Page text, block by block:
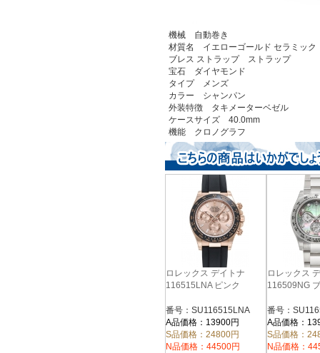
機械 自動巻き
材質名 イエローゴールド セラミック
ブレス ストラップ ストラップ
宝石 ダイヤモンド
タイプ メンズ
カラー シャンパン
外装特徴 タキメーターベゼル
ケースサイズ 40.0mm
機能 クロノグラフ
ロレックス デイトナ
116515LNA ピンク
番号：SU116515LNA
A品価格：13900円
S品価格：24800円
N品価格：44500円
ロレックス
116509NG
番号：
A品価格：
S品価格：
N品価格：